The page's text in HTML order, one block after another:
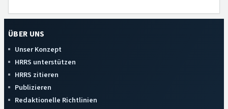
ÜBER UNS
Unser Konzept
HRRS unterstützen
HRRS zitieren
Publizieren
Redaktionelle Richtlinien